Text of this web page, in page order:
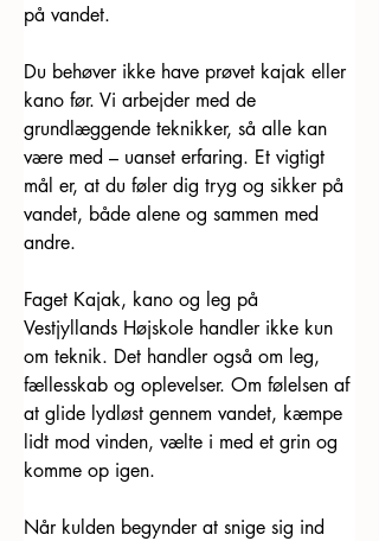
på vandet.
Du behøver ikke have prøvet kajak eller
kano før. Vi arbejder med de
grundlæggende teknikker, så alle kan
være med – uanset erfaring. Et vigtigt
mål er, at du føler dig tryg og sikker på
vandet, både alene og sammen med
andre.
Faget Kajak, kano og leg på
Vestjyllands Højskole handler ikke kun
om teknik. Det handler også om leg,
fællesskab og oplevelser. Om følelsen af
at glide lydløst gennem vandet, kæmpe
lidt mod vinden, vælte i med et grin og
komme op igen.
Når kulden begynder at snige sig ind